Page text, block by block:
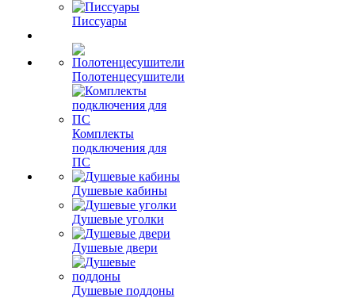
Писсуары
Полотенцесушители
Комплекты
подключения для
ПС
Душевые кабины
Душевые уголки
Душевые двери
Душевые поддоны